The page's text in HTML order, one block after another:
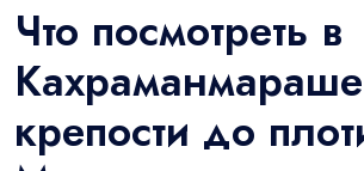
Что посмотреть в
крепости до